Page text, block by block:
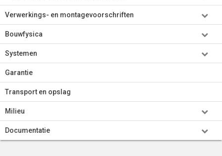
Verwerkings- en montagevoorschriften
Bouwfysica
Systemen
Garantie
Transport en opslag
Milieu
Documentatie